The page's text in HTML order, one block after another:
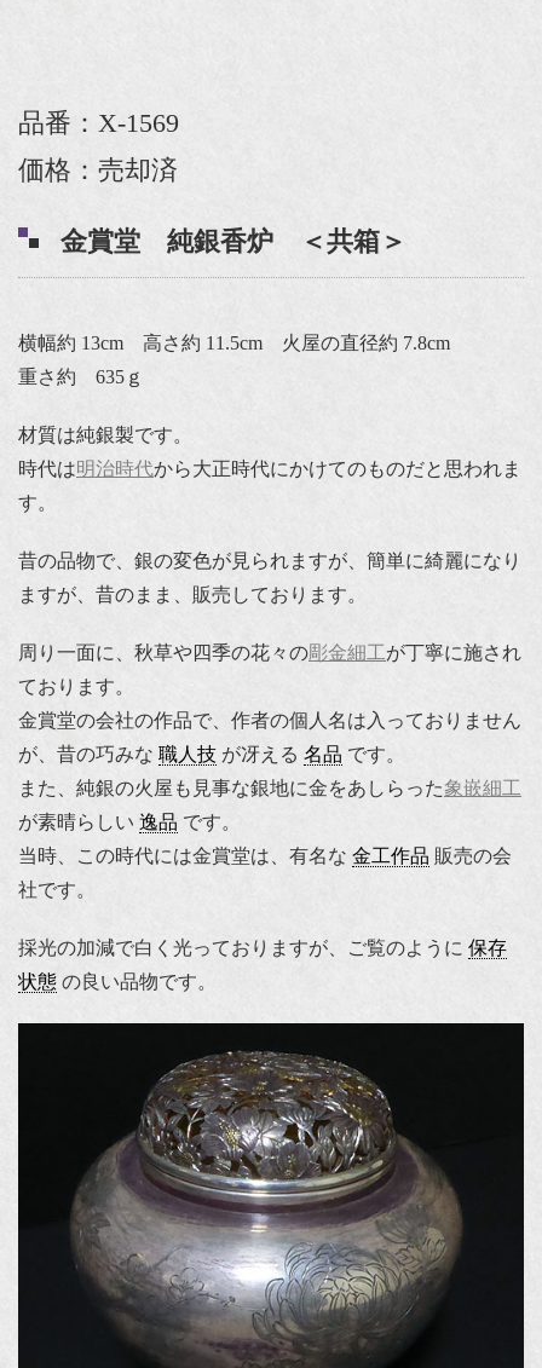
品番：X-1569
価格：売却済
金賞堂 純銀香炉 ＜共箱＞
横幅約 13cm 高さ約 11.5cm 火屋の直径約 7.8cm
重さ約 635ｇ
材質は純銀製です。
時代は明治時代から大正時代にかけてのものだと思われま
す。
昔の品物で、銀の変色が見られますが、簡単に綺麗になり
ますが、昔のまま、販売しております。
周り一面に、秋草や四季の花々の彫金細工が丁寧に施され
ております。
金賞堂の会社の作品で、作者の個人名は入っておりません
が、昔の巧みな 職人技 が冴える 名品 です。
また、純銀の火屋も見事な銀地に金をあしらった象嵌細工
が素晴らしい 逸品 です。
当時、この時代には金賞堂は、有名な 金工作品 販売の会
社です。
採光の加減で白く光っておりますが、ご覧のように 保存
状態 の良い品物です。